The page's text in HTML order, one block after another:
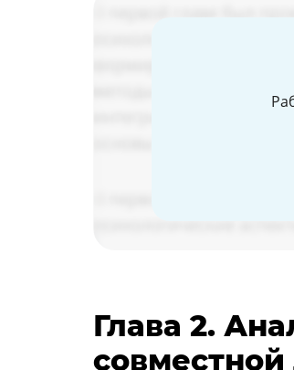
Глава 2.
совместной